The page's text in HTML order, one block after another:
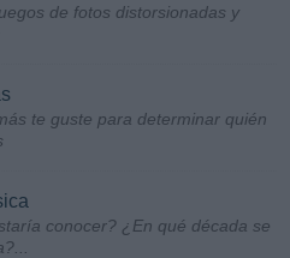
de fotos distorsionadas y
te guste para determinar quién
conocer? ¿En qué década se